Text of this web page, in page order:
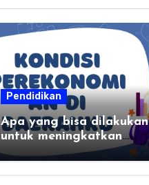
Pendidikan
Apa yang bisa dilakukan
untuk meningkatkan
kondisi perekonomian
daerahku?